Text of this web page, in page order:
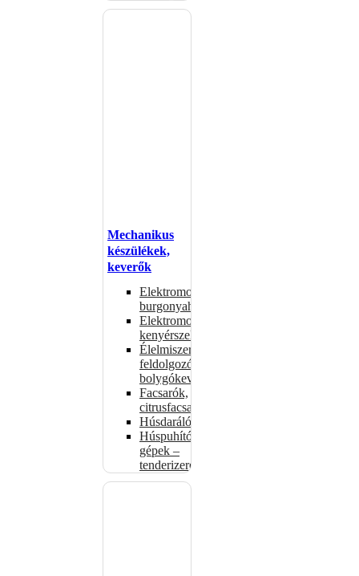
Mechanikus
készülékek,
keverők
Elektromos
burgonyahámozók
Elektromos
kenyérszeletelők
Élelmiszer-
feldolgozók –
bolygókeverők
Facsarók,
citrusfacsarók
Húsdarálók
Húspuhító
gépek –
tenderizerek